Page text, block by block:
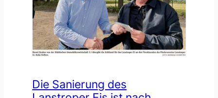
strahlt
über
NRW
Die Sanierung des